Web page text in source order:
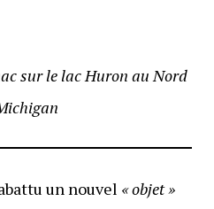
sur le lac Huron au Nord
un nouvel « objet »